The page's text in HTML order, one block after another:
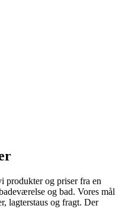
produkter og priser fra en
og bad. Vores mål
lagterstaus og fragt. Der